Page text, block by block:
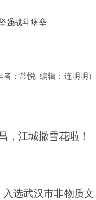
强战斗堡垒
者： 常悦 编辑： 连明明 ）
，江城撒雪花啦！
选武汉市非物质文